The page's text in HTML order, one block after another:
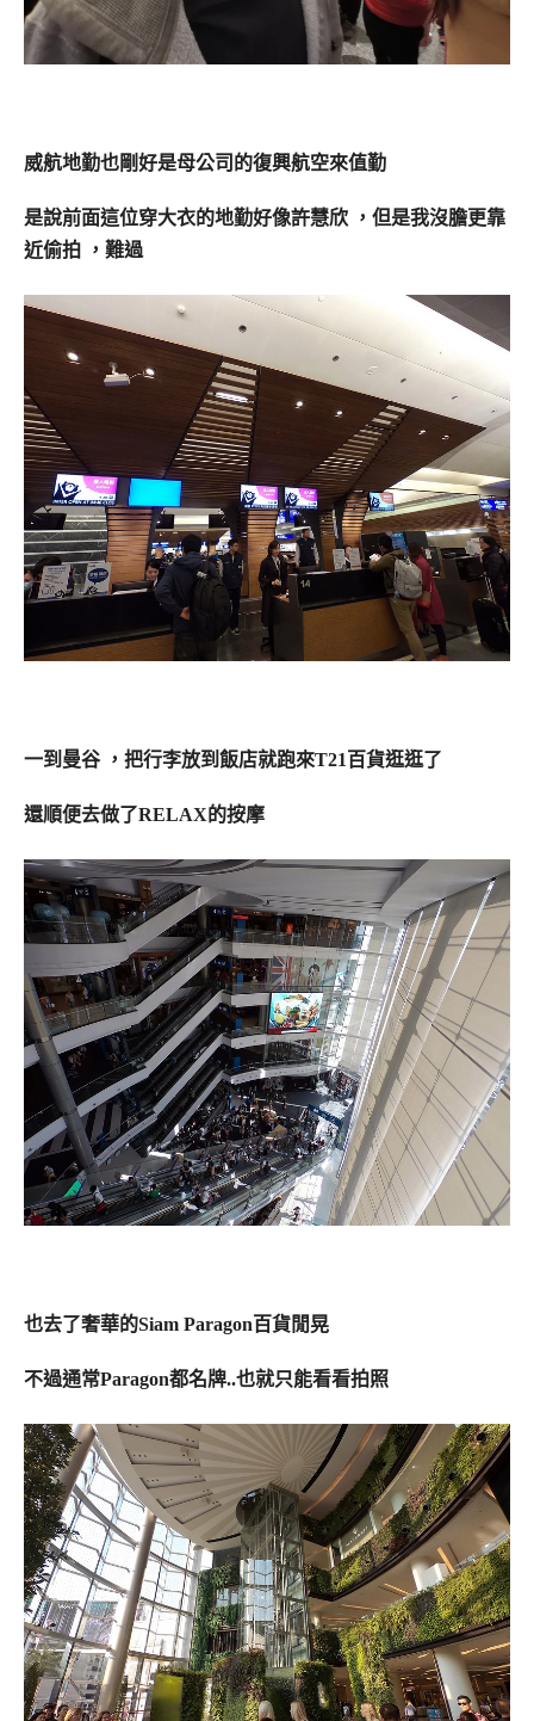
威航地勤也剛好是母公司的復興航空來值勤
是說前面這位穿大衣的地勤好像許慧欣 ，但是我沒膽更靠
近偷拍 ，難過
一到曼谷 ，把行李放到飯店就跑來T21百貨逛逛了
還順便去做了RELAX的按摩
也去了奢華的Siam Paragon百貨閒晃
不過通常Paragon都名牌..也就只能看看拍照